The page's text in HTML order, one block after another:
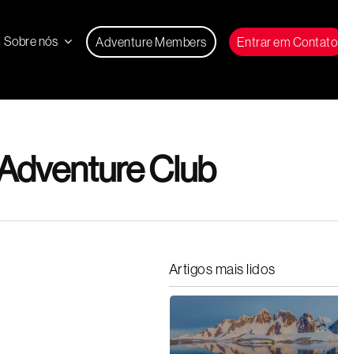
Sobre nós Adventure Members Entrar em Contato
Club
Artigos mais lidos